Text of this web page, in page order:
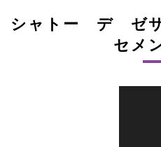
シャトー デ ゼ
セメ